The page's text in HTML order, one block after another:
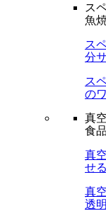
ス
魚
ス
分
ス
の
真
食
真
せ
真
透